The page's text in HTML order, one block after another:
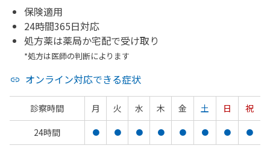
保険適用
24時間365日対応
処方薬は薬局か宅配で受け取り
*処方は医師の判断によります
オンライン対応できる症状
診察時間 月 火 水 木 金 土 日
祝
24時間
● ● ● ● ● ● ● ●